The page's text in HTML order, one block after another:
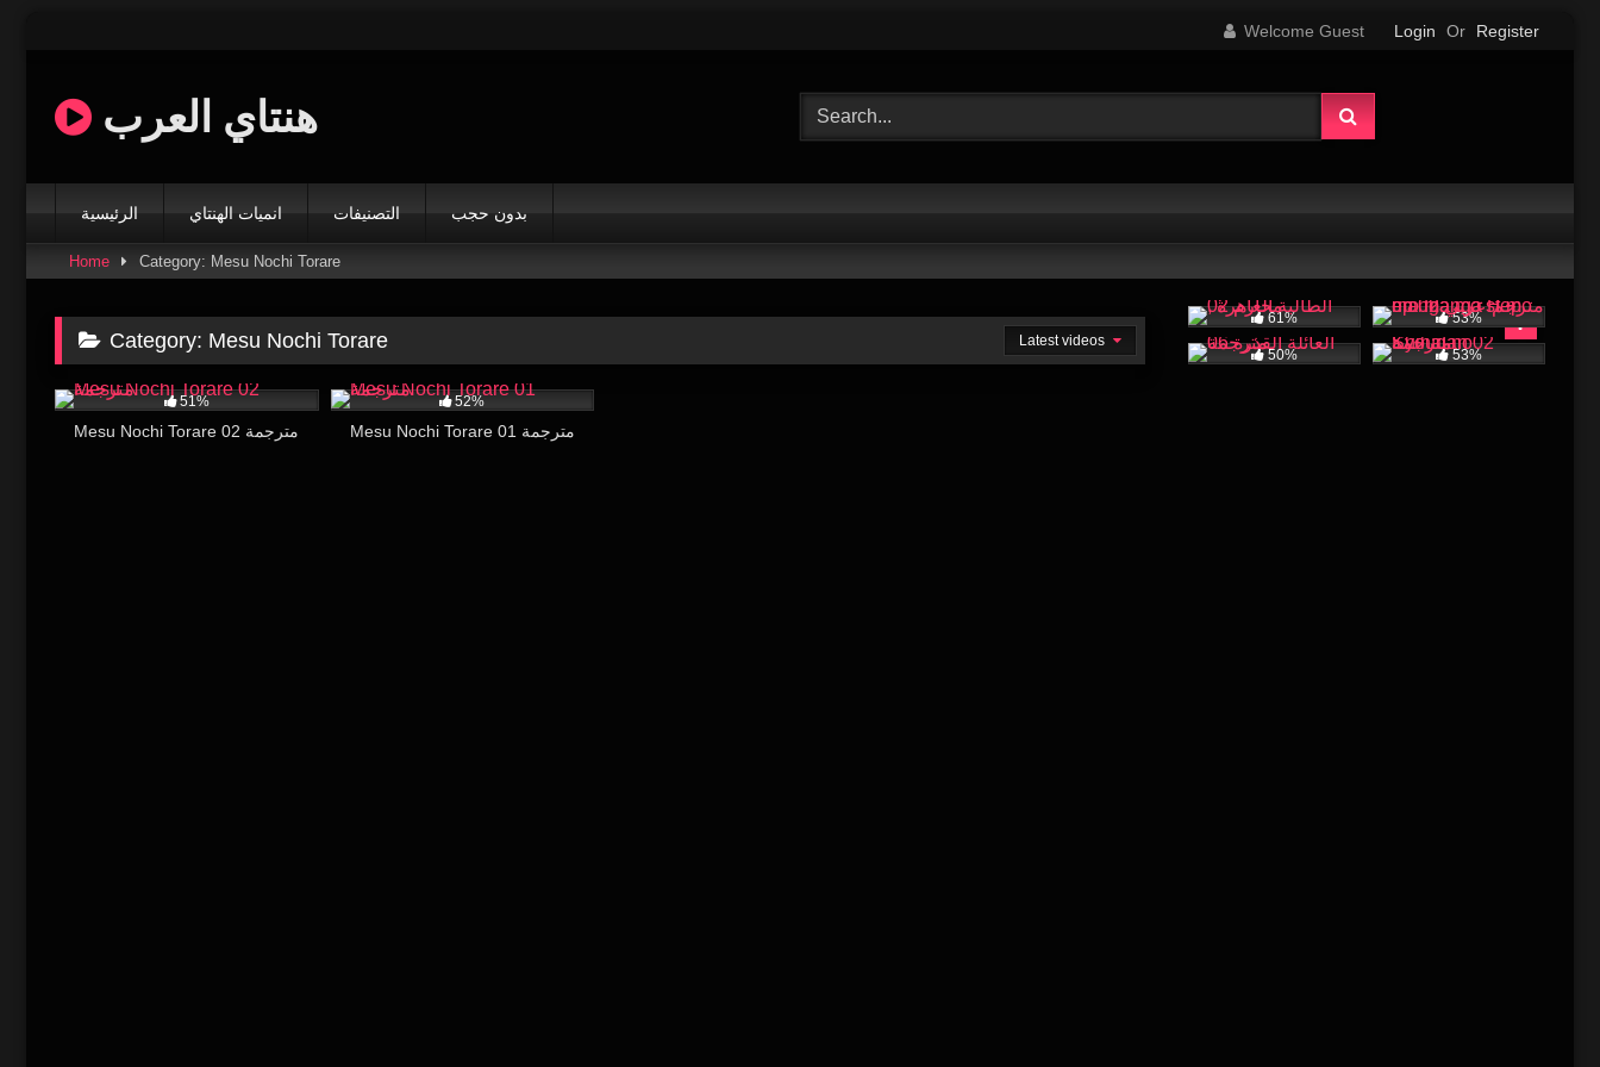
Welcome Guest Login Or Register
هنتاي العرب
الرئيسية انميات الهنتاي التصنيفات بدون حجب
Home Category: Mesu Nochi Torare
Category: Mesu Nochi Torare
Latest videos
51%
Mesu Nochi Torare 02 مترجمة
52%
Mesu Nochi Torare 01 مترجمة
61% 53%
50% 53%